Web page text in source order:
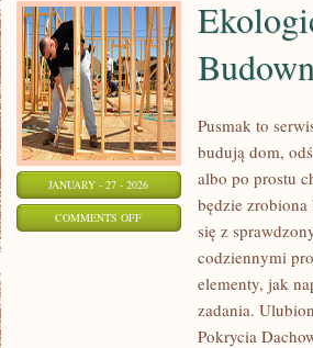
JANUARY - 27 - 2026
COMMENTS OFFON
EKOLOGICZNE
Pusmak to
budują dom,
albo po prostu
będzie
się z
codziennymi
elementy, jak
zadania.
Pokrycia